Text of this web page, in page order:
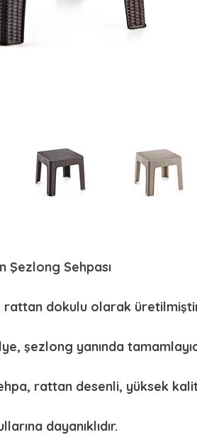
Şezlong Sehpası
rattan dokulu olarak
şezlong yanında
rattan desenli, yüksek
dayanıklıdır.